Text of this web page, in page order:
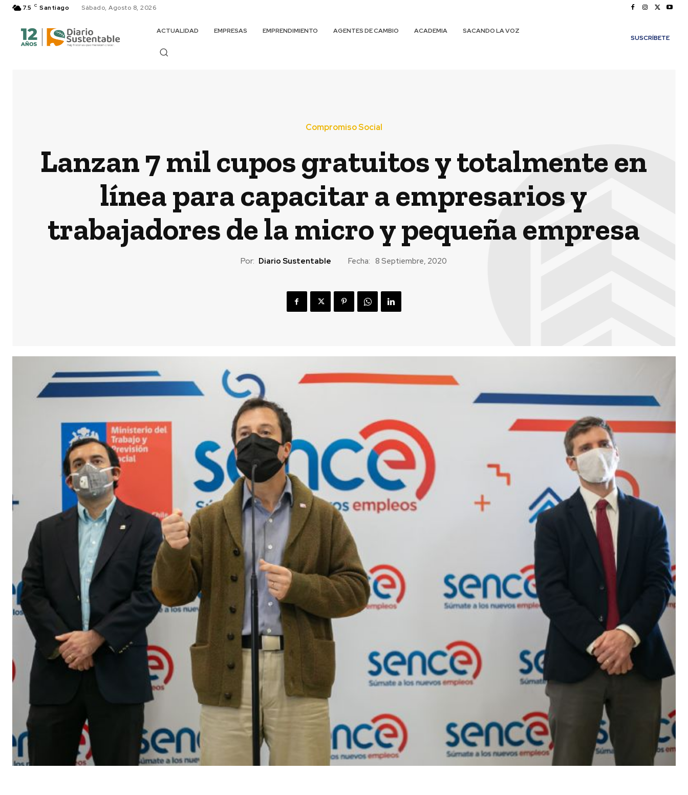
7.5 C Santiago Sábado, Agosto 8, 2026
ACTUALIDAD EMPRESAS EMPRENDIMIENTO AGENTES DE CAMBIO ACADEMIA
SACANDO LA VOZ
SUSCRÍBETE
Compromiso Social
Lanzan 7 mil cupos gratuitos y totalmente en
línea para capacitar a empresarios y
trabajadores de la micro y pequeña empresa
Por: Diario Sustentable Fecha: 8 Septiembre, 2020